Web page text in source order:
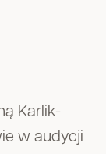
Karlik-
w audycji